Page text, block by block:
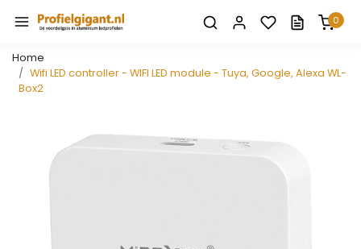
0
Home
Wifi LED controller - WIFI LED module - Tuya, Google, Alexa WL-
Box2